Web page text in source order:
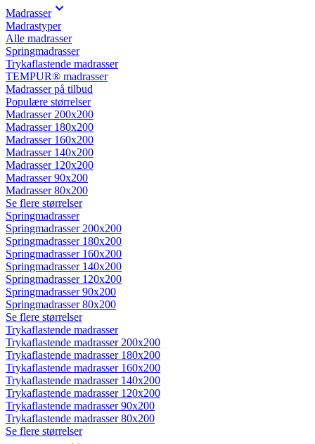
Madrasser
Madrastyper
Alle madrasser
Springmadrasser
Trykaflastende madrasser
TEMPUR® madrasser
Madrasser på tilbud
Populære størrelser
Madrasser 200x200
Madrasser 180x200
Madrasser 160x200
Madrasser 140x200
Madrasser 120x200
Madrasser 90x200
Madrasser 80x200
Se flere størrelser
Springmadrasser
Springmadrasser 200x200
Springmadrasser 180x200
Springmadrasser 160x200
Springmadrasser 140x200
Springmadrasser 120x200
Springmadrasser 90x200
Springmadrasser 80x200
Se flere størrelser
Trykaflastende madrasser
Trykaflastende madrasser 200x200
Trykaflastende madrasser 180x200
Trykaflastende madrasser 160x200
Trykaflastende madrasser 140x200
Trykaflastende madrasser 120x200
Trykaflastende madrasser 90x200
Trykaflastende madrasser 80x200
Se flere størrelser